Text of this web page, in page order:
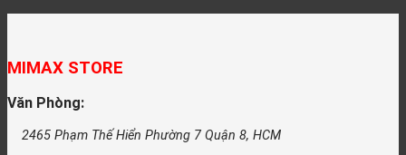
MIMAX STORE
Văn Phòng:
2465 Phạm Thế Hiển Phường 7 Quận 8, HCM